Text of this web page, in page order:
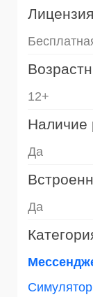
Лицензия
12+
Наличие
Да
Да